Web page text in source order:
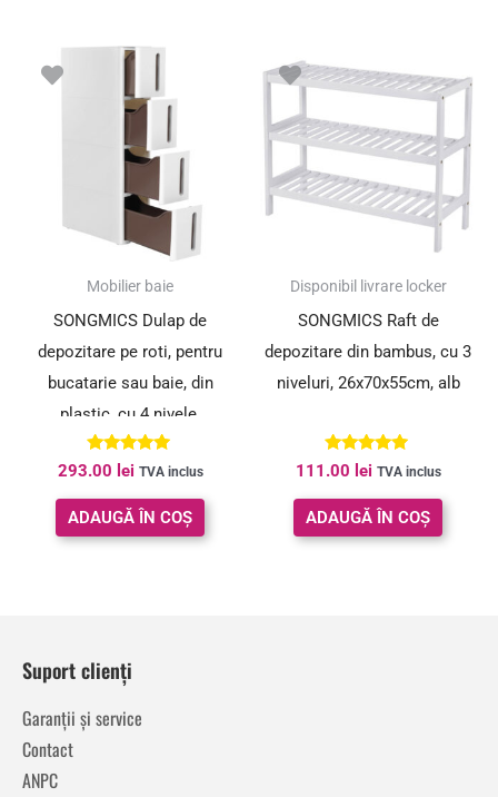
Mobilier baie
SONGMICS Dulap de
depozitare pe roti, pentru
bucatarie sau baie, din
plastic, cu 4 nivele,
45x17x84cm, alb
Evaluat la
5.00
din 5
293.00 lei TVA inclus
ADAUGĂ ÎN COȘ
Disponibil livrare locker
SONGMICS Raft de
depozitare din bambus, cu 3
niveluri, 26x70x55cm, alb
Evaluat la
5.00
din 5
111.00 lei TVA inclus
ADAUGĂ ÎN COȘ
Suport clienți
Garanții și service
Contact
ANPC